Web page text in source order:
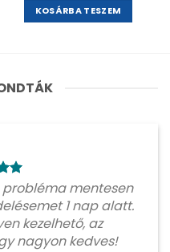
KOSÁRBA TESZEM
probléma mentesen
1 nap alatt.
kezelhető, az
nagyon kedves!